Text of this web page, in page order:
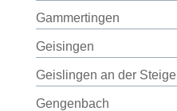
Gammertingen
Geisingen
Geislingen an der Steige
Gengenbach